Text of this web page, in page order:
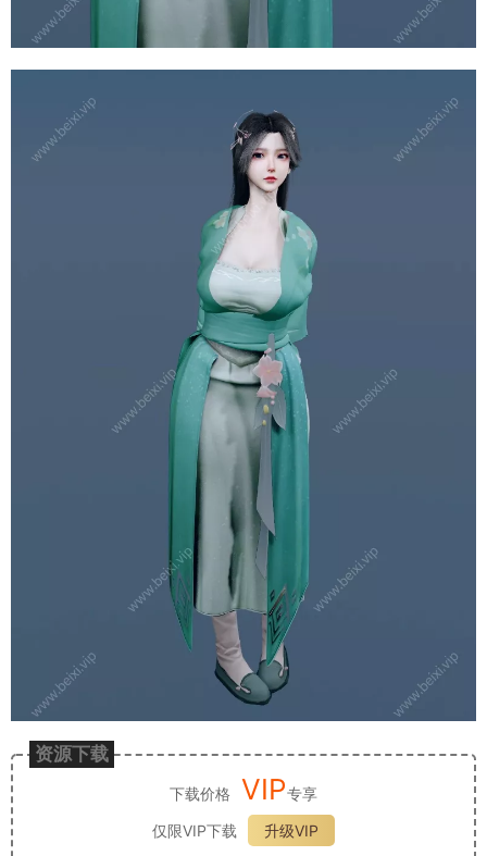
资源下载
下载价格 VIP专享
仅限VIP下载
升级VIP